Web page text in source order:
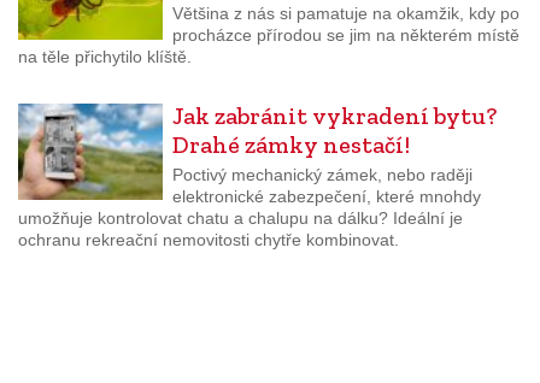
Většina z nás si pamatuje na okamžik, kdy po
procházce přírodou se jim na některém místě
na těle přichytilo klíště.
Jak zabránit vykradení bytu?
Drahé zámky nestačí!
Poctivý mechanický zámek, nebo raději
elektronické zabezpečení, které mnohdy
umožňuje kontrolovat chatu a chalupu na dálku? Ideální je
ochranu rekreační nemovitosti chytře kombinovat.